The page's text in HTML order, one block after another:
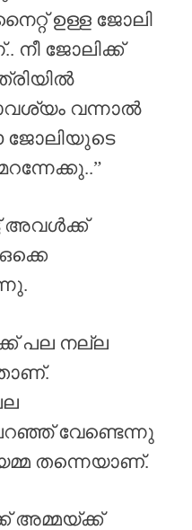
ഉള്ള ജോലി
നീ ജോലിക്ക്
വന്നാൽ
ജോലിയുടെ
അവൾക്ക്
പല നല്ല
വേണ്ടെന്നു
തന്നെയാണ്.
അമ്മയ്ക്ക്